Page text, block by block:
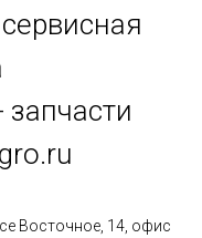
запчасти
Восточное, 14, офис